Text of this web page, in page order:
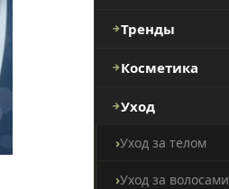
Тренды
Косметика
Уход
Уход за телом
Уход за волосами